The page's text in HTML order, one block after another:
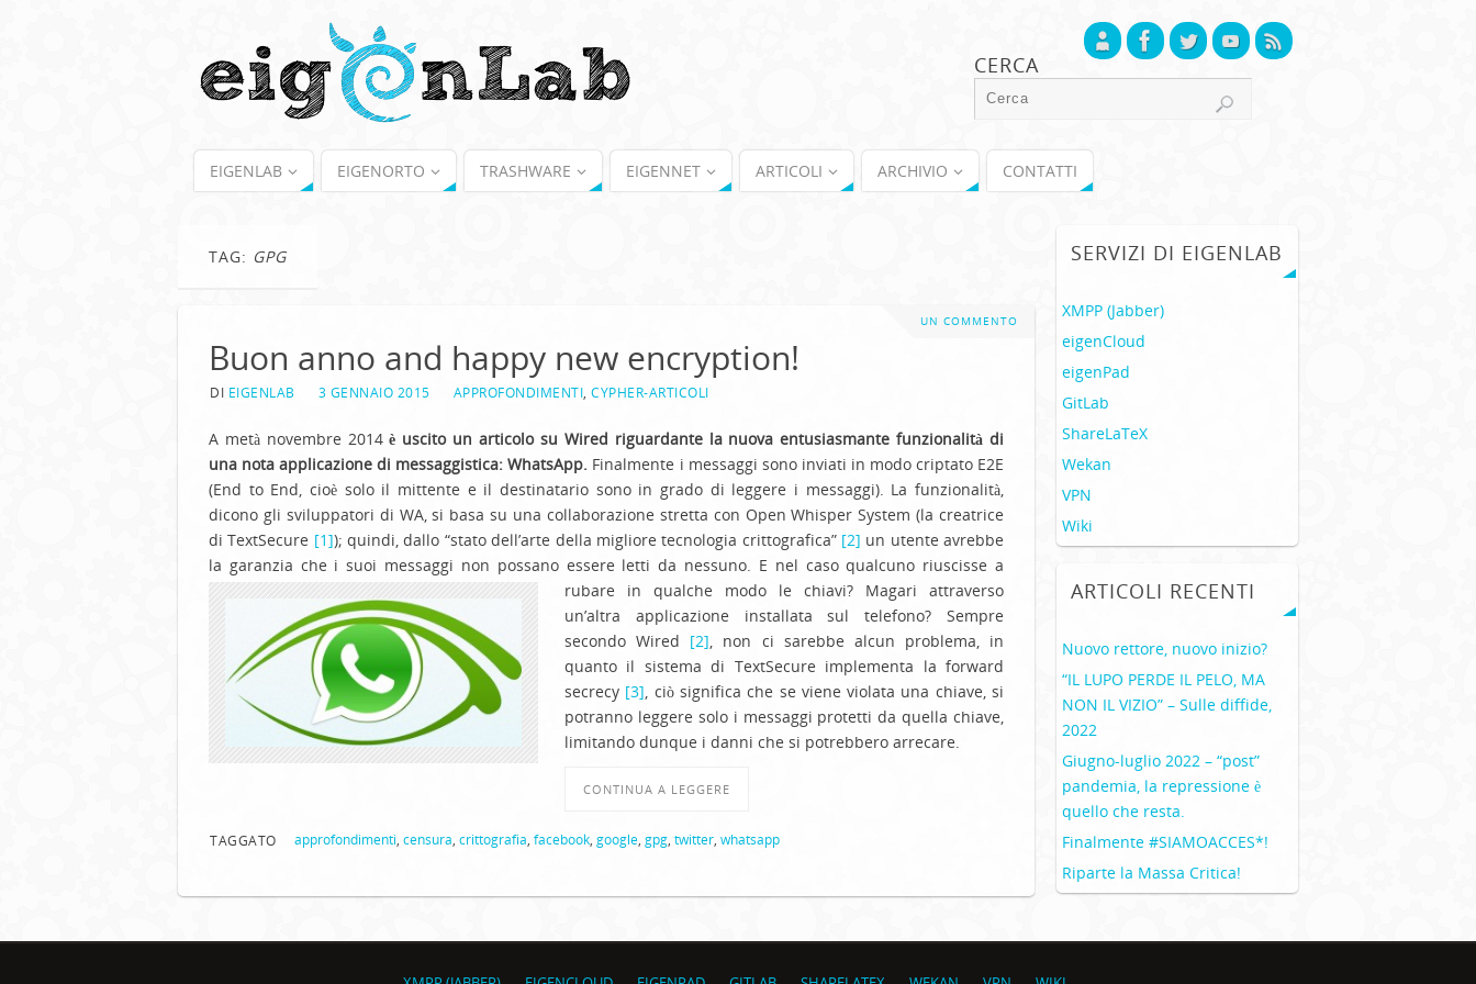
CERCA
EIGENLAB EIGENORTO TRASHWARE EIGENNET ARTICOLI ARCHIVIO CONTATTI
TAG: GPG
UN COMMENTO
Buon anno and happy new encryption!
DI EIGENLAB 3 GENNAIO 2015 APPROFONDIMENTI CYPHER-ARTICOLI
A metà novembre 2014è uscito un articolo su Wired riguardante la nuova entusiasmante funzionalità di
una nota applicazione di messaggistica: WhatsApp. Finalmente i messaggi sono inviati in modo criptato E2E
(End to End, cioè solo il mittente e il destinatario sono in grado di leggere i messaggi). La funzionalità,
dicono gli sviluppatori di WA, si basa su una collaborazione stretta con Open Whisper System (la creatrice
di TextSecure [1]); quindi, dallo “stato dell’arte della migliore tecnologia crittografica” [2] un utente avrebbe
la garanzia che i suoi messaggi non possano essere letti da nessuno. E nel caso qualcuno riuscisse a
rubare in qualche modo le chiavi? Magari attraverso
un’altra applicazione installata sul telefono? Sempre
secondo Wired [2], non ci sarebbe alcun problema, in
quanto il sistema di TextSecure implementa la forward
secrecy [3], ciò significa che se viene violata una chiave, si
potranno leggere solo i messaggi protetti da quella chiave,
limitando dunque i danni che si potrebbero arrecare.
CONTINUA A LEGGERE
TAGGATO approfondimenti censura crittografia facebook, google, gpg, twitter, whatsapp
SERVIZI DI EIGENLAB
XMPP (Jabber)
eigenCloud
eigenPad
GitLab
ShareLaTeX
Wekan
VPN
Wiki
ARTICOLI RECENTI
Nuovo rettore, nuovo inizio?
“IL LUPO PERDE IL PELO, MA
NON IL VIZIO” – Sulle diffide,
2022
Giugno-luglio 2022 – “post”
pandemia, la repressione è
quello che resta.
Finalmente #SIAMOACCES*!
Riparte la Massa Critica!